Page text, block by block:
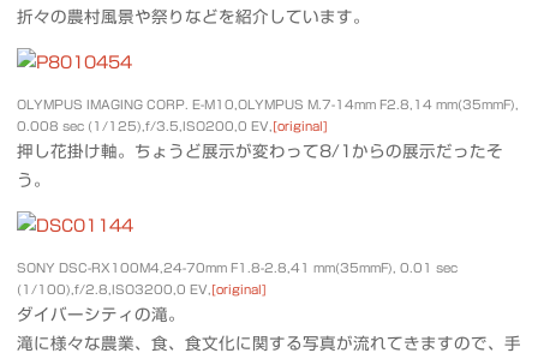
折々の農村風景や祭りなどを紹介しています。
OLYMPUS IMAGING CORP. E-M10,OLYMPUS M.7-14mm F2.8,14 mm(35mmF),
0.008 sec (1/125),f/3.5,ISO200,0 EV, [original]
押し花掛け軸。ちょうど展示が変わって8/1からの展示だったそ
う。
SONY DSC-RX100M4,24-70mm F1.8-2.8,41 mm(35mmF), 0.01 sec
(1/100),f/2.8,ISO3200,0 EV, [original]
ダイバーシティの滝。
滝に様々な農業、食、食文化に関する写真が流れてきますので、手